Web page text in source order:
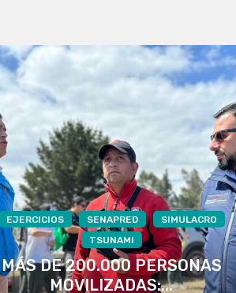
EJERCICIOS SENAPRED
SIMULACRO
TSUNAMI
MÁS DE 200.000 PERSONAS
MOVILIZADAS:...